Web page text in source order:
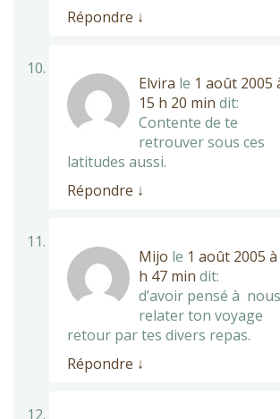
Répondre ↓
Elvira le 1 août 2005
15 h 20 min dit:
Contente de te
retrouver sous ces
latitudes aussi.
Répondre ↓
Mijo le 1 août 2005 à
h 47 min dit:
d’avoir pensé à nous
relater ton voyage
retour par tes divers repas.
Répondre ↓